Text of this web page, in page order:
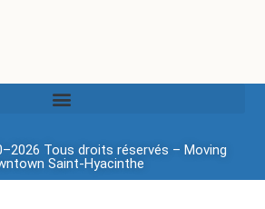
Tous droits réservés – Moving
Saint-Hyacinthe